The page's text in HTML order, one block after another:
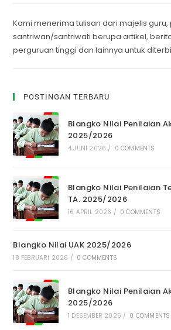
Kami menerima tulisan dari majelis
santriwan/santriwati berupa artikel,
perguruan tinggi dan lainnya untuk
POSTINGAN TERBARU
Blangko Nilai Penilaian
2025/2026
4 JUNI 2026 / 0 COMMENTS
Blangko Nilai Penilaian
TA. 2025/2026
16 APRIL 2026 / 0 COMMENTS
Blangko Nilai UAK 2025/2026
18 FEBRUARI 2026 / 0 COMMENTS
Blangko Nilai Penilaian
2025/2026
1 DESEMBER 2025 / 0 COMMENTS